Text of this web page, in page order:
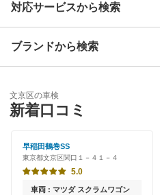
足立区
板橋区
江戸川区
大田区
葛飾区
北区
対応サービスから検索
Award 受賞店
特典あり
新車初回割りあり
早割りあり
ブランドから検索
アップル車検
中部自動車販売（チューブ＆BCN）
伊藤忠エネクス
文京区の車検
新着口コミ
早稲田鶴巻SS
東京都文京区関口１－４１－４
5.0
車両 : マツダ スクラムワゴン